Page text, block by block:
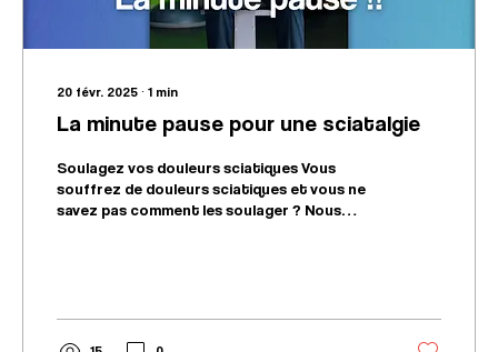
20 févr. 2025 ∙ 1 min
La minute pause pour une sciatalgie
Soulagez vos douleurs sciatiques Vous
souffrez de douleurs sciatiques et vous ne
savez pas comment les soulager ? Nous